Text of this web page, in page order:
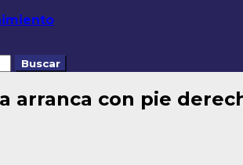
arranca con pie